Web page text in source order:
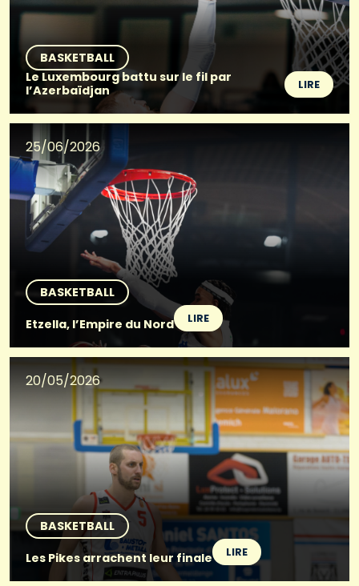
BASKETBALL
Le Luxembourg battu sur le fil par
l’Azerbaïdjan
LIRE
25/06/2026
BASKETBALL
Etzella, l’Empire du Nord
LIRE
20/05/2026
BASKETBALL
Les Pikes arrachent leur finale
LIRE